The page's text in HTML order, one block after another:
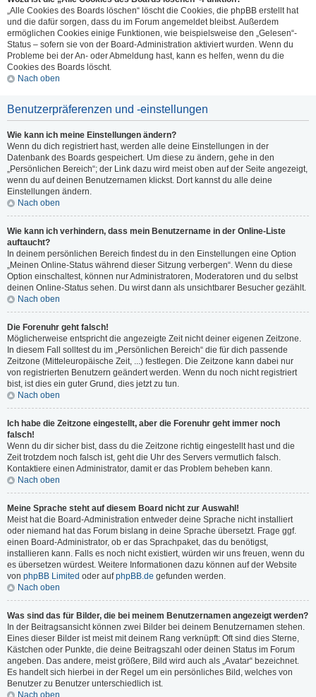
„Alle Cookies des Boards löschen“ löscht die Cookies, die phpBB erstellt hat
und die dafür sorgen, dass du im Forum angemeldet bleibst. Außerdem
ermöglichen Cookies einige Funktionen, wie beispielsweise den „Gelesen“-
Status – sofern sie von der Board-Administration aktiviert wurden. Wenn du
Probleme bei der An- oder Abmeldung hast, kann es helfen, wenn du die
Cookies des Boards löscht.
Nach oben
Benutzerpräferenzen und -einstellungen
Wie kann ich meine Einstellungen ändern?
Wenn du dich registriert hast, werden alle deine Einstellungen in der
Datenbank des Boards gespeichert. Um diese zu ändern, gehe in den
„Persönlichen Bereich“; der Link dazu wird meist oben auf der Seite angezeigt,
wenn du auf deinen Benutzernamen klickst. Dort kannst du alle deine
Einstellungen ändern.
Nach oben
Wie kann ich verhindern, dass mein Benutzername in der Online-Liste
auftaucht?
In deinem persönlichen Bereich findest du in den Einstellungen eine Option
„Meinen Online-Status während dieser Sitzung verbergen“. Wenn du diese
Option einschaltest, können nur Administratoren, Moderatoren und du selbst
deinen Online-Status sehen. Du wirst dann als unsichtbarer Besucher gezählt.
Nach oben
Die Forenuhr geht falsch!
Möglicherweise entspricht die angezeigte Zeit nicht deiner eigenen Zeitzone.
In diesem Fall solltest du im „Persönlichen Bereich“ die für dich passende
Zeitzone (Mitteleuropäische Zeit, ...) festlegen. Die Zeitzone kann dabei nur
von registrierten Benutzern geändert werden. Wenn du noch nicht registriert
bist, ist dies ein guter Grund, dies jetzt zu tun.
Nach oben
Ich habe die Zeitzone eingestellt, aber die Forenuhr geht immer noch
falsch!
Wenn du dir sicher bist, dass du die Zeitzone richtig eingestellt hast und die
Zeit trotzdem noch falsch ist, geht die Uhr des Servers vermutlich falsch.
Kontaktiere einen Administrator, damit er das Problem beheben kann.
Nach oben
Meine Sprache steht auf diesem Board nicht zur Auswahl!
Meist hat die Board-Administration entweder deine Sprache nicht installiert
oder niemand hat das Forum bislang in deine Sprache übersetzt. Frage ggf.
einen Board-Administrator, ob er das Sprachpaket, das du benötigst,
installieren kann. Falls es noch nicht existiert, würden wir uns freuen, wenn du
es übersetzen würdest. Weitere Informationen dazu können auf der Website
von phpBB Limited oder aufphpBB.de gefunden werden.
Nach oben
Was sind das für Bilder, die bei meinem Benutzernamen angezeigt werden?
In der Beitragsansicht können zwei Bilder bei deinem Benutzernamen stehen.
Eines dieser Bilder ist meist mit deinem Rang verknüpft: Oft sind dies Sterne,
Kästchen oder Punkte, die deine Beitragszahl oder deinen Status im Forum
angeben. Das andere, meist größere, Bild wird auch als „Avatar“ bezeichnet.
Es handelt sich hierbei in der Regel um ein persönliches Bild, welches von
Benutzer zu Benutzer unterschiedlich ist.
Nach oben